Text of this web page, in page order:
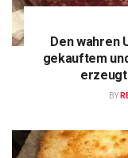
Den wahren
gekauftem
BY